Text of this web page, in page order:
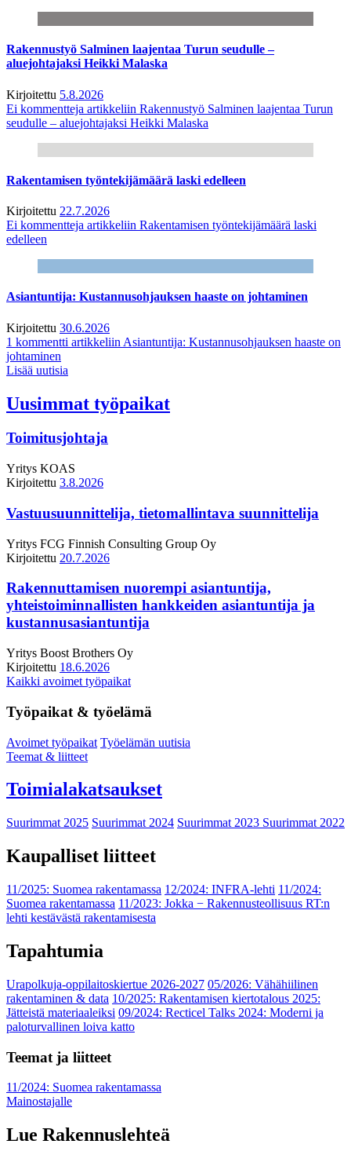
Rakennustyö Salminen laajentaa Turun seudulle –
aluejohtajaksi Heikki Malaska
Kirjoitettu 5.8.2026
Ei kommentteja artikkeliin Rakennustyö Salminen laajentaa Turun
seudulle – aluejohtajaksi Heikki Malaska
Rakentamisen työntekijämäärä laski edelleen
Kirjoitettu 22.7.2026
Ei kommentteja artikkeliin Rakentamisen työntekijämäärä laski
edelleen
Asiantuntija: Kustannusohjauksen haaste on johtaminen
Kirjoitettu 30.6.2026
1 kommentti artikkeliin Asiantuntija: Kustannusohjauksen haaste on
johtaminen
Lisää uutisia
Uusimmat työpaikat
Toimitusjohtaja
Yritys KOAS
Kirjoitettu 3.8.2026
Vastuusuunnittelija, tietomallintava suunnittelija
Yritys FCG Finnish Consulting Group Oy
Kirjoitettu 20.7.2026
Rakennuttamisen nuorempi asiantuntija,
yhteistoiminnallisten hankkeiden asiantuntija ja
kustannusasiantuntija
Yritys Boost Brothers Oy
Kirjoitettu 18.6.2026
Kaikki avoimet työpaikat
Työpaikat & työelämä
Avoimet työpaikat Työelämän uutisia
Teemat & liitteet
Toimialakatsaukset
Suurimmat 2025 Suurimmat 2024 Suurimmat 2023 Suurimmat 2022
Kaupalliset liitteet
11/2025: Suomea rakentamassa 12/2024: INFRA-lehti 11/2024:
Suomea rakentamassa 11/2023: Jokka − Rakennusteollisuus RT:n
lehti kestävästä rakentamisesta
Tapahtumia
Urapolkuja-oppilaitoskiertue 2026-2027 05/2026: Vähähiilinen
rakentaminen & data 10/2025: Rakentamisen kiertotalous 2025:
Jätteistä materiaaleiksi 09/2024: Recticel Talks 2024: Moderni ja
paloturvallinen loiva katto
Teemat ja liitteet
11/2024: Suomea rakentamassa
Mainostajalle
Lue Rakennuslehteä